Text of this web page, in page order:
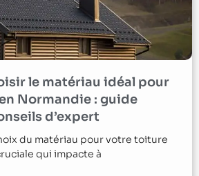
le matériau idéal pour
Normandie : guide
d’expert
du matériau pour votre toiture
qui impacte à